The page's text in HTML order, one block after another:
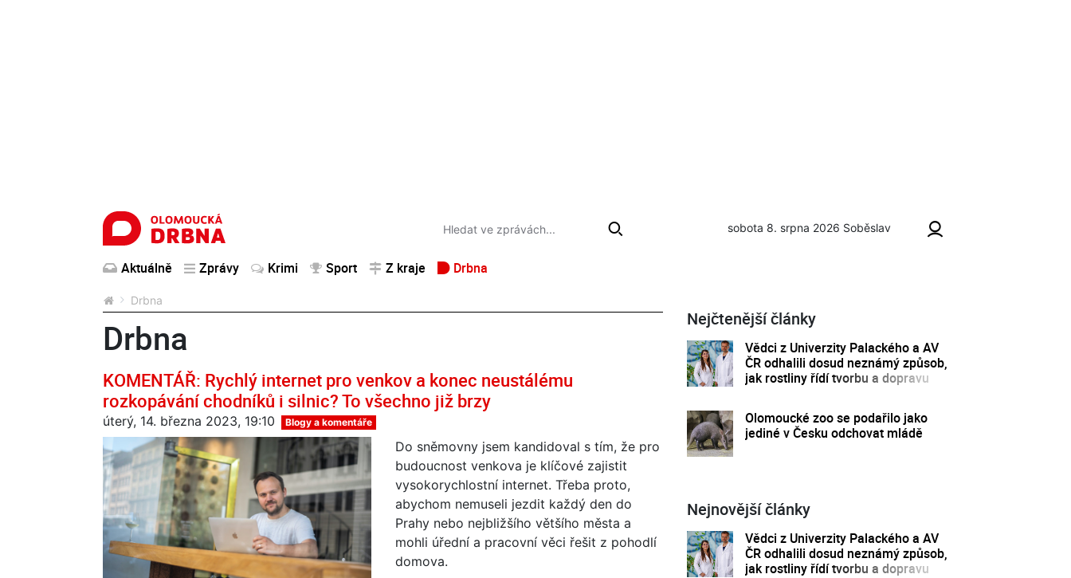
sobota 8. srpna 2026 Soběslav
Aktuálně Zprávy Krimi Sport Z kraje Drbna
Drbna
Drbna
KOMENTÁŘ: Rychlý internet pro venkov a konec neustálému
rozkopávání chodníků i silnic? To všechno již brzy
úterý, 14. března 2023, 19:10 Blogy a komentáře
Do sněmovny jsem kandidoval s tím, že pro
budoucnost venkova je klíčové zajistit
vysokorychlostní internet. Třeba proto,
abychom nemuseli jezdit každý den do
Prahy nebo nejbližšího většího města a
mohli úřední a pracovní věci řešit z pohodlí
domova.
Nejčtenější články
Vědci z Univerzity Palackého a AV
ČR odhalili dosud neznámý způsob,
jak rostliny řídí tvorbu a dopravu
Olomoucké zoo se podařilo jako
jediné v Česku odchovat mládě
Nejnovější články
Vědci z Univerzity Palackého a AV
ČR odhalili dosud neznámý způsob,
jak rostliny řídí tvorbu a dopravu